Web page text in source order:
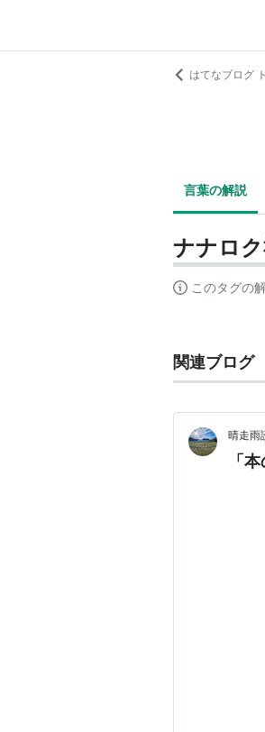
はてなブログ
言葉の解説
ナナロ
このタグの
関連ブログ
晴走
「